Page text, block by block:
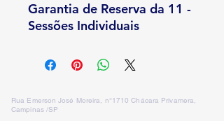
Garantia de Reserva da 11 -
Sessões Individuais
Rua Emerson José Moreira, n°1710 Chácara Privamera,
Campinas /SP